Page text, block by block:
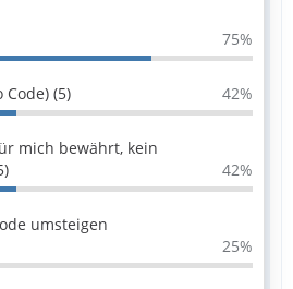
75%
Code) (5) 42%
mich bewährt, kein
42%
umsteigen
25%